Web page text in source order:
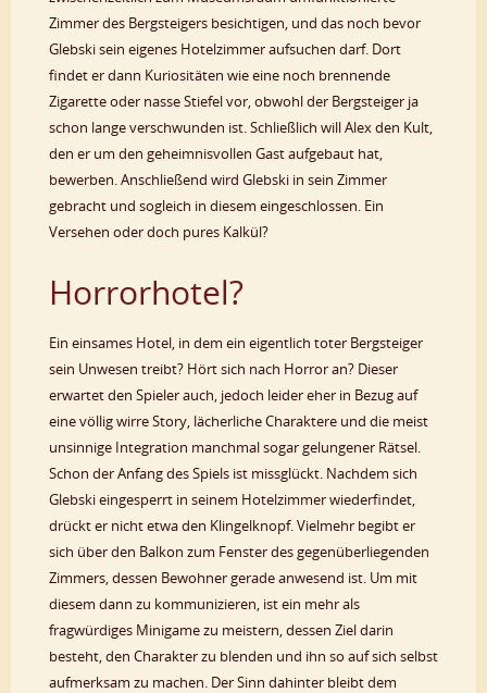
Zimmer des Bergsteigers besichtigen, und das noch bevor
Glebski sein eigenes Hotelzimmer aufsuchen darf. Dort
findet er dann Kuriositäten wie eine noch brennende
Zigarette oder nasse Stiefel vor, obwohl der Bergsteiger ja
schon lange verschwunden ist. Schließlich will Alex den Kult,
den er um den geheimnisvollen Gast aufgebaut hat,
bewerben. Anschließend wird Glebski in sein Zimmer
gebracht und sogleich in diesem eingeschlossen. Ein
Versehen oder doch pures Kalkül?
Horrorhotel?
Ein einsames Hotel, in dem ein eigentlich toter Bergsteiger
sein Unwesen treibt? Hört sich nach Horror an? Dieser
erwartet den Spieler auch, jedoch leider eher in Bezug auf
eine völlig wirre Story, lächerliche Charaktere und die meist
unsinnige Integration manchmal sogar gelungener Rätsel.
Schon der Anfang des Spiels ist missglückt. Nachdem sich
Glebski eingesperrt in seinem Hotelzimmer wiederfindet,
drückt er nicht etwa den Klingelknopf. Vielmehr begibt er
sich über den Balkon zum Fenster des gegenüberliegenden
Zimmers, dessen Bewohner gerade anwesend ist. Um mit
diesem dann zu kommunizieren, ist ein mehr als
fragwürdiges Minigame zu meistern, dessen Ziel darin
besteht, den Charakter zu blenden und ihn so auf sich selbst
aufmerksam zu machen. Der Sinn dahinter bleibt dem